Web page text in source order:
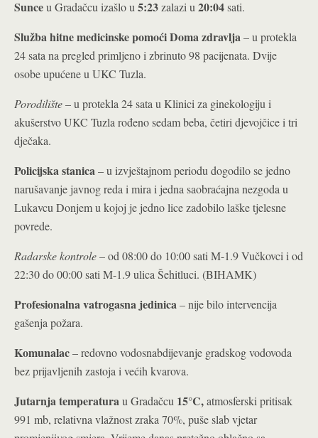
Sunceu Gradačcu izašlo u 5:23zalazi u 20:04sati.
Služba hitne medicinske pomoći Doma zdravlja– u protekla
24 sata na pregled primljeno i zbrinuto 98 pacijenata. Dvije
osobe upućene u UKC Tuzla.
Porodilište– u protekla 24 sata u Klinici za ginekologiju i
akušerstvo UKC Tuzla rođeno sedam beba, četiri djevojčice i tri
dječaka.
Policijska stanica– u izvještajnom periodu dogodilo se jedno
narušavanje javnog reda i mira i jedna saobraćajna nezgoda u
Lukavcu Donjem u kojoj je jedno lice zadobilo laške tjelesne
povrede.
Radarske kontrole– od 08:00 do 10:00 sati M-1.9 Vučkovci i od
22:30 do 00:00 sati M-1.9 ulica Šehitluci. (BIHAMK)
Profesionalna vatrogasna jedinica– nije bilo intervencija
gašenja požara.
Komunalac– redovno vodosnabdijevanje gradskog vodovoda
bez prijavljenih zastoja i većih kvarova.
Jutarnja temperaturau Gradačcu 15°C,atmosferski pritisak
991 mb, relativna vlažnost zraka 70%, puše slab vjetar